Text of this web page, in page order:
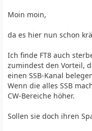
Moin moin,
da es hier nun schon
Ich finde FT8 auch
zumindest den Vorteil,
einen SSB-Kanal
Wenn die alles SSB
CW-Bereiche höher.
Sollen sie doch ihren